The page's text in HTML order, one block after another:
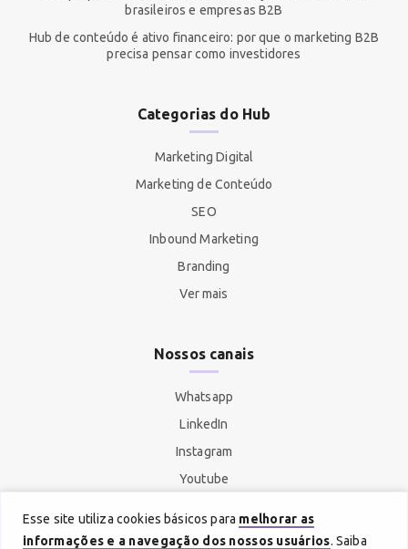
brasileiros e empresas B2B
Hub de conteúdo é ativo financeiro: por que o marketing B2B
precisa pensar como investidores
Categorias do Hub
Marketing Digital
Marketing de Conteúdo
SEO
Inbound Marketing
Branding
Ver mais
Nossos canais
Whatsapp
LinkedIn
Instagram
Youtube
Esse site utiliza cookies básicos para melhorar as
informações e a navegação dos nossos usuários. Saiba